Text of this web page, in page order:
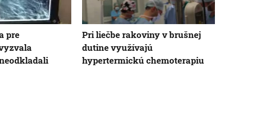
pre
Pri liečbe rakoviny v brušnej
dutine využívajú
hypertermickú chemoterapiu